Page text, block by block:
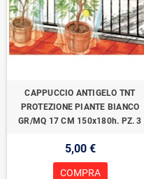
CAPPUCCIO ANTIGELO TNT
PROTEZIONE PIANTE BIANCO
GR/MQ 17 CM 150x180h. PZ. 3
5,00 €
COMPRA